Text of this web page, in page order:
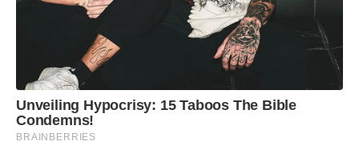
Unveiling Hypocrisy: 15 Taboos The Bible
Condemns!
BRAINBERRIES